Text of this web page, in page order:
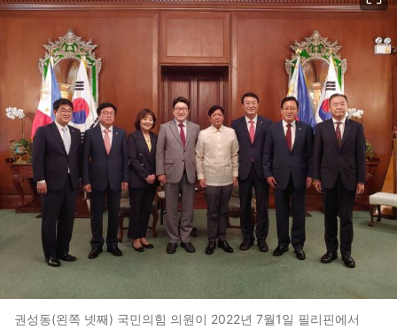
권성동(왼쪽 넷째) 국민의힘 의원이 2022년 7월1일 필리핀에서